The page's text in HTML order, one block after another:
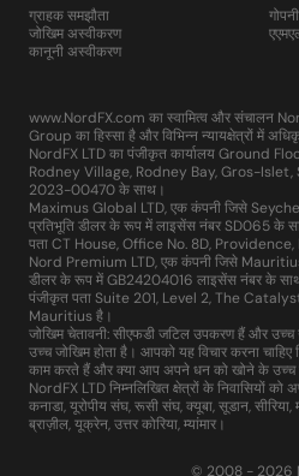
ग्राहक समझौता
जोखिम अस्वीकरण
कानूनी अस्वीकरण
www.NordFX.com का स्वामित्व और संचालन
Group का हिस्सा है और विभिन्न न्यायक्षेत्रों में
NordFX LTD का पंजीकृत कार्यालय Ground
Rodney Village, Rodney Bay, Gros-Islet,
2023-00470 के साथ।
Maximus Global LTD, एक कंपनी जिसे
प्रतिभूति डीलर के रूप में लाइसेंस नंबर SD065 के
पता CT House, Office No. 8D,
Nord Premium LTD, एक कंपनी जिसे Mauritius
डीलर के रूप में GB24204016 लाइसेंस नंबर के साथ
पंजीकृत पता Suite 201, Level 2, The
Mauritius है।
जोखिम चेतावनी: सीएफडी जटिल उपकरण हैं और
उच्च जोखिम होता है। आपको यह विचार करना
काम करते हैं और क्या आप अपने धन को खोने के उच्च
NordFX LTD निम्नलिखित क्षेत्रों के निवासियों को
कनाडा, यूरोपीय संघ, रूसी संघ, क्यूबा, सूडान, सीरिया,
ब्राज़ील, यूक्रेन, उत्तर कोरिया, म्यांमार।
© 2008 - 2026